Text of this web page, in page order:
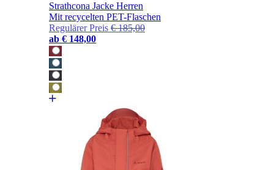
Strathcona Jacke Herren
Mit recycelten PET-Flaschen
Regulärer Preis € 185,00
ab € 148,00